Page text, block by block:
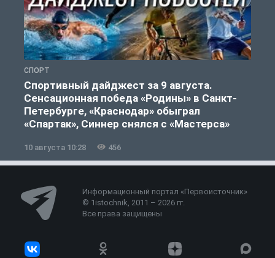
СПОРТ
Спортивный дайджест за 9 августа.
Сенсационная победа «Родины» в Санкт-
Петербурге, «Краснодар» обыграл
«Спартак», Синнер снялся с «Мастерса»
10 августа 10:28 456
Информационный портал «Первоисточник»
© 1istochnik, 2011 – 2026 гг.
Все права защищены